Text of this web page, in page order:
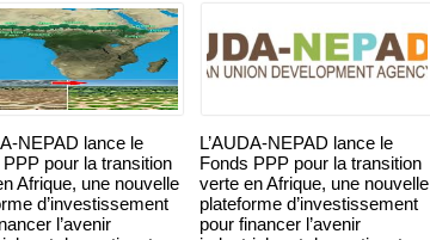
NEPAD lance le
pour la transition
Afrique, une nouvelle
d’investissement
l’avenir
L’AUDA-NEPAD lance le
Fonds PPP pour la transition
verte en Afrique, une nouvelle
plateforme d’investissement
pour financer l’avenir